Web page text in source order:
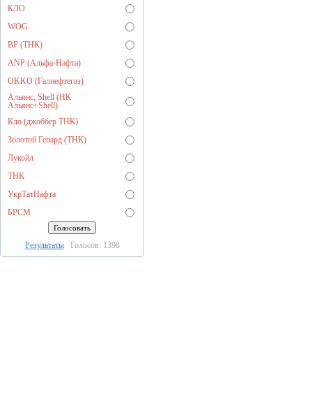
КЛО
WOG
BP (ТНК)
ANP (Альфа-Нафта)
OKKO (Галнефтегаз)
Альянс, Shell (НК
Альянс+Shell)
Кло (джоббер ТНК)
Золотой Гепард (ТНК)
Лукойл
ТНК
УкрТатНафта
БРСМ
РезультатыГолосов: 1398